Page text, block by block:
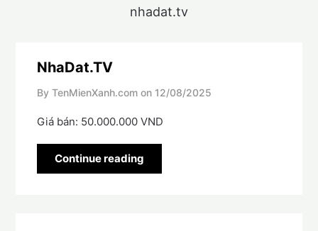
nhadat.tv
NhaDat.TV
By TenMienXanh.com on 12/08/2025
Giá bán: 50.000.000 VND
Continue reading